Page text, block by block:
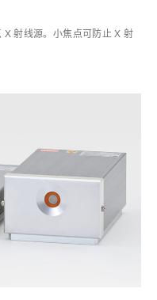
射线源。小焦点可防止 X 射